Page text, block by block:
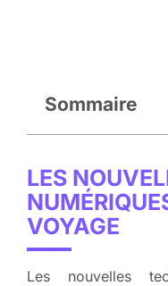
Sommaire
LES
VOYAGE
Les nouvelles